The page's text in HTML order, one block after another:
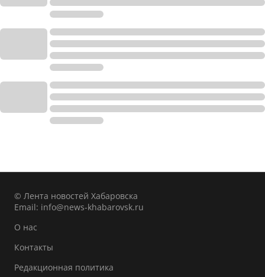
© Лента новостей Хабаровска
Email: info@news-khabarovsk.ru
О нас
Контакты
Редакционная политика